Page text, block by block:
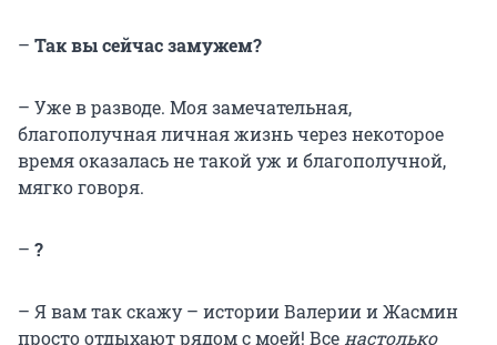
– Так вы сейчас замужем?
– Уже в разводе. Моя замечательная,
благополучная личная жизнь через некоторое
время оказалась не такой уж и благополучной,
мягко говоря.
– ?
– Я вам так скажу – истории Валерии и Жасмин
просто отдыхают рядом с моей! Все настолько